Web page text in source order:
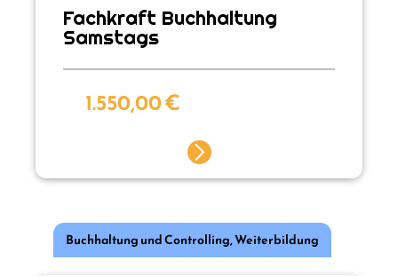
Fachkraft Buchhaltung
Samstags
1.550,00€
Buchhaltung und Controlling,Weiterbildung